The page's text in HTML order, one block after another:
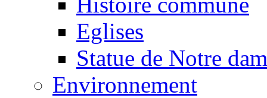
Eglises
Statue de Notre
Environnement